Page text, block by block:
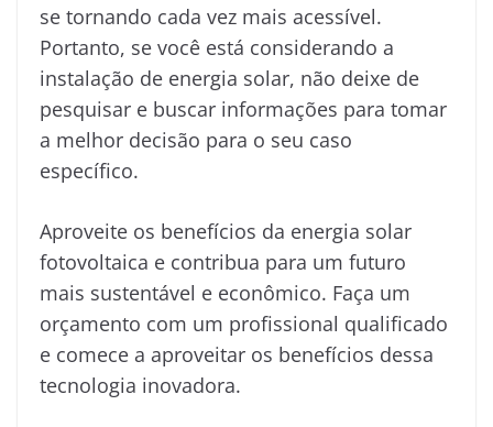
se tornando cada vez mais acessível.
Portanto, se você está considerando a
instalação de energia solar, não deixe de
pesquisar e buscar informações para tomar
a melhor decisão para o seu caso
específico.
Aproveite os benefícios da energia solar
fotovoltaica e contribua para um futuro
mais sustentável e econômico. Faça um
orçamento com um profissional qualificado
e comece a aproveitar os benefícios dessa
tecnologia inovadora.